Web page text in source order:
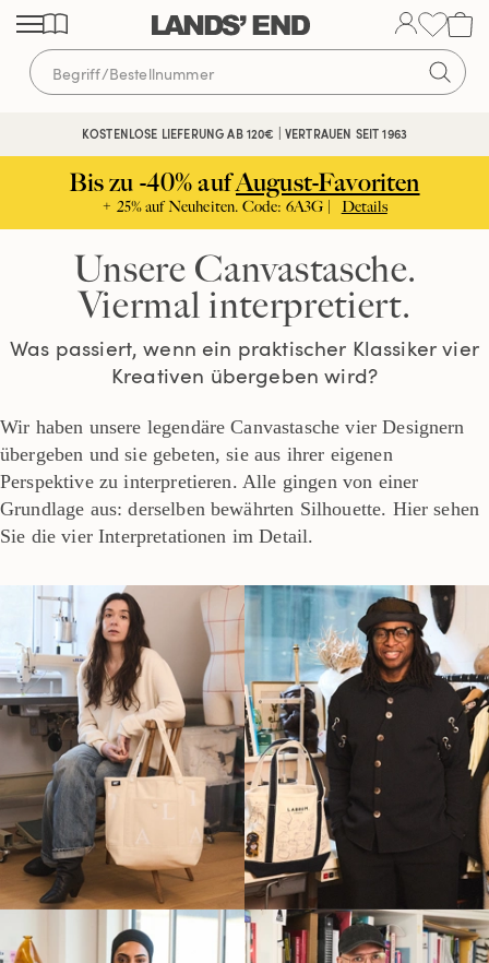
Direkt
zum
Inhalt
Direkt
zur
Navigation
Direkt
zur
Suche
KOSTENLOSE LIEFERUNG AB 120€ | VERTRAUEN SEIT 1963
Bis zu -40% aufAugust-Favoriten
+ 25% auf Neuheiten. Code: 6A3G | Details
Unsere Canvastasche.
Viermal interpretiert.
Was passiert, wenn ein praktischer Klassiker vier
Kreativen übergeben wird?
Wir haben unsere legendäre Canvastasche vier Designern
übergeben und sie gebeten, sie aus ihrer eigenen
Perspektive zu interpretieren. Alle gingen von einer
Grundlage aus: derselben bewährten Silhouette. Hier sehen
Sie die vier Interpretationen im Detail.